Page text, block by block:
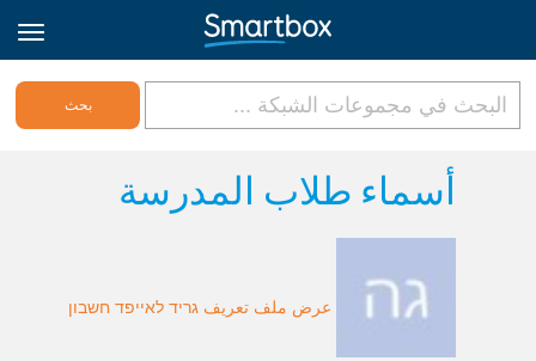
Online Grids
الاشتراك
أسماء طلاب المدرسة
عرض ملف تعريف גריד לאייפד חשבון